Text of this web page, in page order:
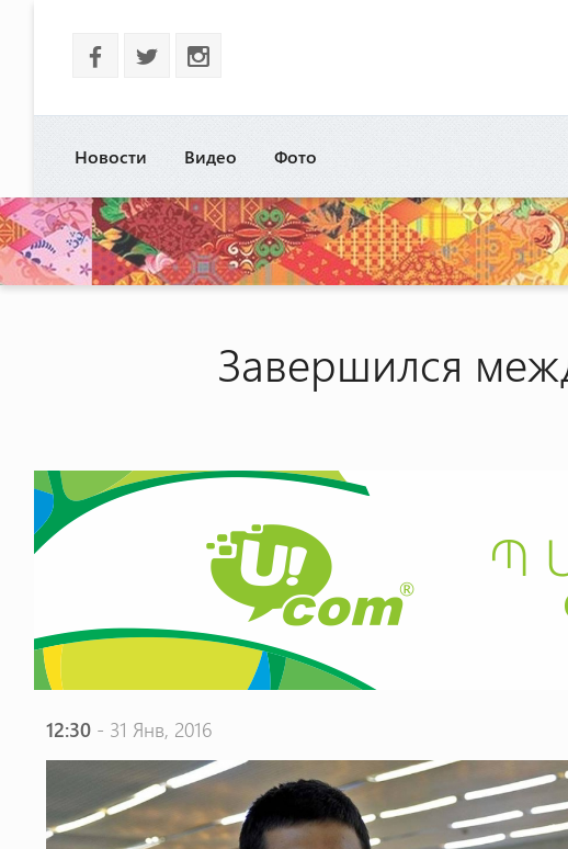
b a x
Новости Видео Фото
Завершился
12:30 - 31 Янв, 2016